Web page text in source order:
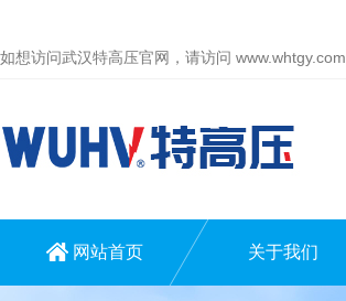
如想访问武汉特高压官网，请访问 www.whtgy.com
网站首页 关于我们